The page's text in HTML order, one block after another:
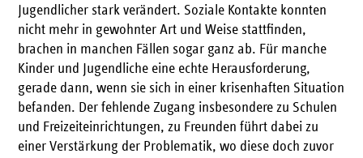
Jugendlicher stark verändert. Soziale Kontakte konnten
nicht mehr in gewohnter Art und Weise stattfinden,
brachen in manchen Fällen sogar ganz ab. Für manche
Kinder und Jugendliche eine echte Herausforderung,
gerade dann, wenn sie sich in einer krisenhaften Situation
befanden. Der fehlende Zugang insbesondere zu Schulen
und Freizeiteinrichtungen, zu Freunden führt dabei zu
einer Verstärkung der Problematik, wo diese doch zuvor